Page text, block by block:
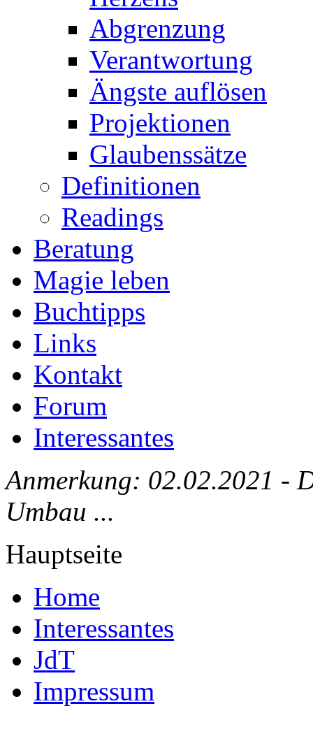
Abgrenzung
Verantwortung
Ängste auflösen
Projektionen
Glaubenssätze
Definitionen
Readings
Beratung
Magie leben
Buchtipps
Links
Kontakt
Forum
Interessantes
Anmerkung: 02.02.2021 -
Umbau ...
Hauptseite
Home
Interessantes
JdT
Impressum